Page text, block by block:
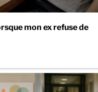
mon ex refuse de